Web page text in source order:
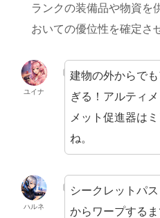
ランクの装備品や物資を
おいての優位性を確定さ
ユイナ
建物の外からで
ぎる！アルティ
メット促進器は
ね。
ハルネ
シークレットパ
からワープするま